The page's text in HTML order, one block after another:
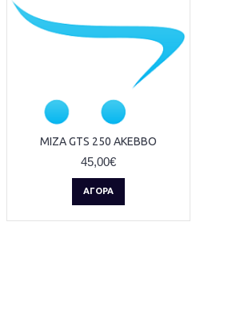
ΜΙΖΑ GTS 250 AKEBBO
45,00€
ΑΓΟΡΆ